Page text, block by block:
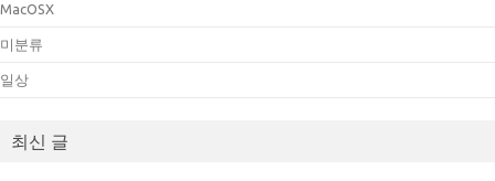
MacOSX
미분류
일상
최신 글